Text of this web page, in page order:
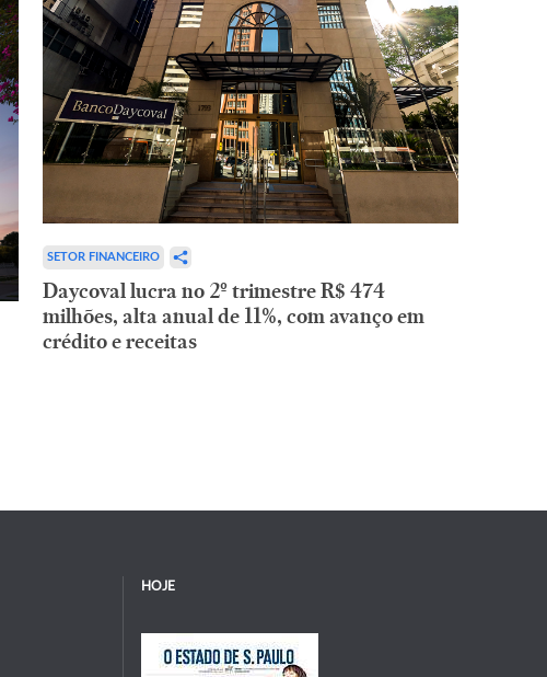
SETOR FINANCEIRO
Daycoval lucra no 2º trimestre R$ 474
milhões, alta anual de 11%, com avanço em
crédito e receitas
HOJE